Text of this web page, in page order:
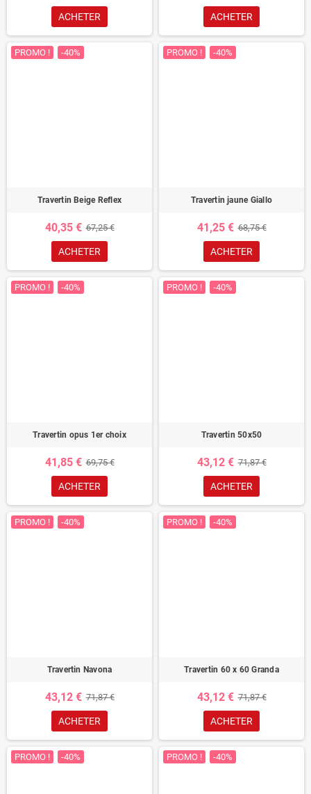
ACHETER ACHETER
PROMO ! -40%
Travertin Beige Reflex
40,35 € 67,25 €
ACHETER
PROMO ! -40%
Travertin jaune Giallo
41,25 € 68,75 €
ACHETER
PROMO ! -40%
Travertin opus 1er choix
41,85 € 69,75 €
ACHETER
PROMO ! -40%
Travertin 50x50
43,12 € 71,87 €
ACHETER
PROMO ! -40%
Travertin Navona
43,12 € 71,87 €
ACHETER
PROMO ! -40%
Travertin 60 x 60 Granda
43,12 € 71,87 €
ACHETER
PROMO ! -40% PROMO ! -40%